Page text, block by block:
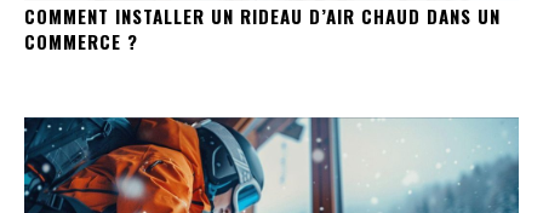
COMMENT INSTALLER UN RIDEAU D’AIR CHAUD DANS UN
COMMERCE ?